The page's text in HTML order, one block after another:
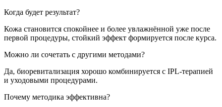
Когда будет результат?
Кожа становится спокойнее и более увлажнённой уже после
первой процедуры, стойкий эффект формируется после курса.
Можно ли сочетать с другими методами?
Да, биоревитализация хорошо комбинируется с IPL-терапией
и уходовыми процедурами.
Почему методика эффективна?